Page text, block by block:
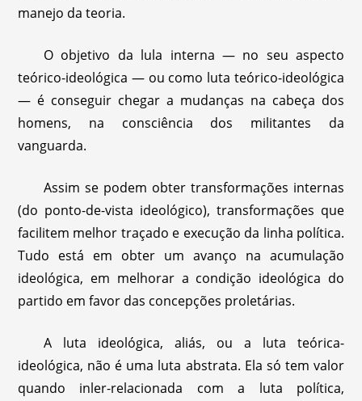
manejo da teoria.
O objetivo da lula interna — no seu aspecto
teórico-ideológica — ou como luta teórico-ideológica
— é conseguir chegar a mudanças na cabeça dos
homens, na consciência dos militantes da
vanguarda.
Assim se podem obter transformações internas
(do ponto-de-vista ideológico), transformações que
facilitem melhor traçado e execução da linha política.
Tudo está em obter um avanço na acumulação
ideológica, em melhorar a condição ideológica do
partido em favor das concepções proletárias.
A luta ideológica, aliás, ou a luta teórica-
ideológica, não é uma luta abstrata. Ela só tem valor
quando inler-relacionada com a luta política,